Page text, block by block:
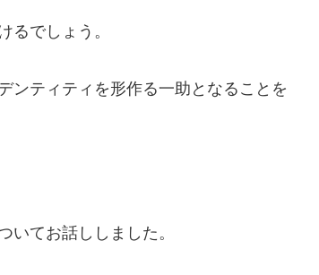
るでしょう。
ンティティを形作る一助となることを
いてお話ししました。